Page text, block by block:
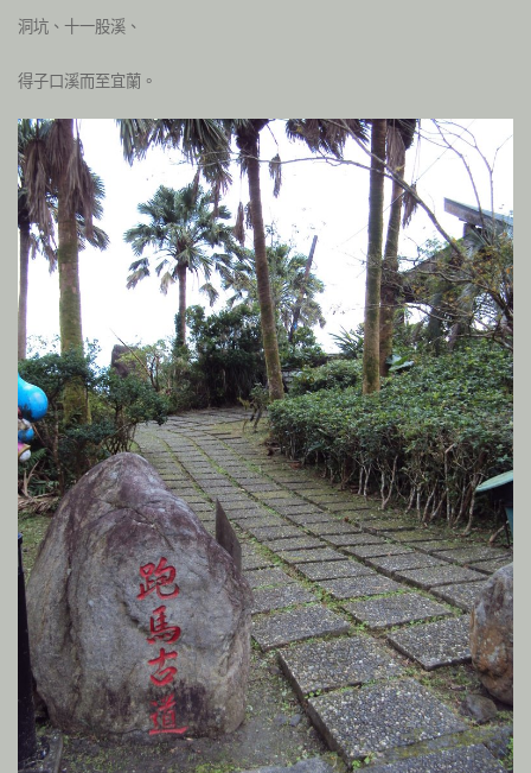
洞坑、十一股溪、
得子口溪而至宜蘭。